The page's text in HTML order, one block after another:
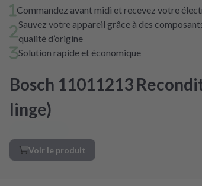
Commandez avant midi et recevez votre
Sauvez votre appareil grâce à des
qualité d’origine
Solution rapide et économique
Bosch 11011213
linge)
Voir le produit